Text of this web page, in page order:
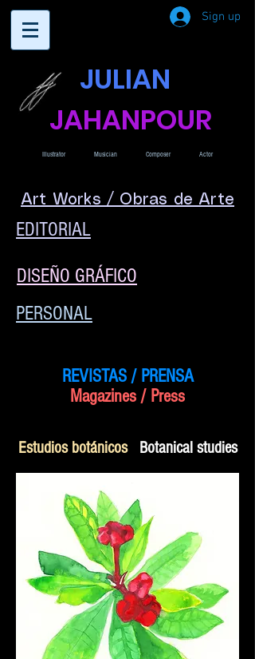
Sign up
JULIAN
JAHANPOUR
Illustrator Musician Composer Actor
Art Works / Obras de Arte
EDITORIAL
DISEÑO GRÁFICO
PERSONAL
REVISTAS / PRENSA
Magazines / Press
Estudios botánicosBotanical studies